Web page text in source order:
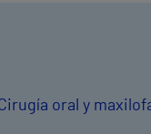
oral y